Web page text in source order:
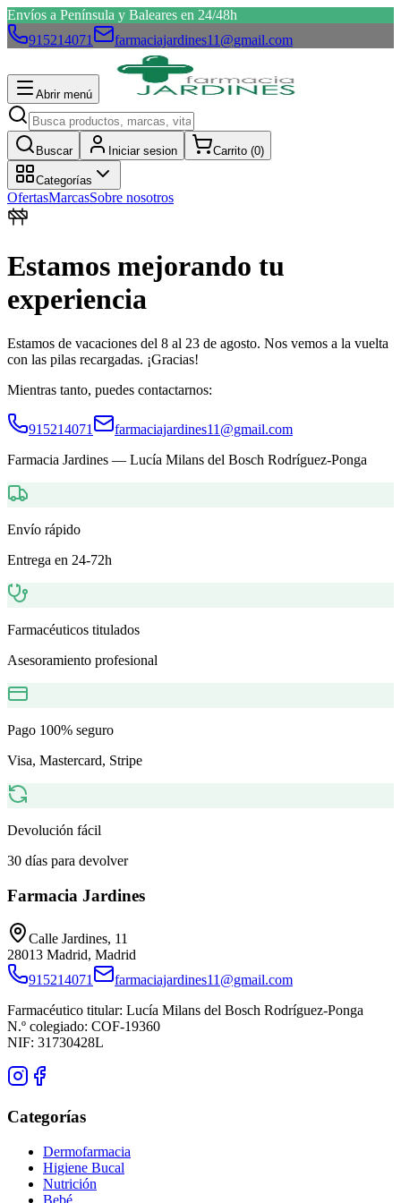
Envíos a Península y Baleares en 24/48h
915214071
farmaciajardines11@gmail.com
Abrir menú
Buscar Iniciar sesion Carrito (0)
Categorías
OfertasMarcasSobre nosotros
Estamos mejorando tu
experiencia
Estamos de vacaciones del 8 al 23 de agosto. Nos vemos a la vuelta
con las pilas recargadas. ¡Gracias!
Mientras tanto, puedes contactarnos:
915214071
farmaciajardines11@gmail.com
Farmacia Jardines — Lucía Milans del Bosch Rodríguez-Ponga
Envío rápido
Entrega en 24-72h
Farmacéuticos titulados
Asesoramiento profesional
Pago 100% seguro
Visa, Mastercard, Stripe
Devolución fácil
30 días para devolver
Farmacia Jardines
Calle Jardines, 11
28013 Madrid, Madrid
915214071
farmaciajardines11@gmail.com
Farmacéutico titular: Lucía Milans del Bosch Rodríguez-Ponga
N.º colegiado: COF-19360
NIF: 31730428L
Categorías
Dermofarmacia
Higiene Bucal
Nutrición
Bebé